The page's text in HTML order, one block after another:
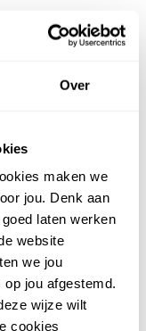
Over
maken we
jou. Denk aan
laten werken
website
we jou
jou afgestemd.
wijze wilt
cookies